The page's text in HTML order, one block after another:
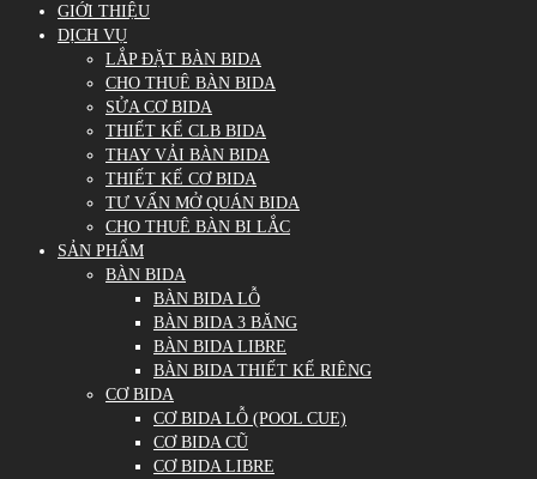
GIỚI THIỆU
DỊCH VỤ
LẮP ĐẶT BÀN BIDA
CHO THUÊ BÀN BIDA
SỬA CƠ BIDA
THIẾT KẾ CLB BIDA
THAY VẢI BÀN BIDA
THIẾT KẾ CƠ BIDA
TƯ VẤN MỞ QUÁN BIDA
CHO THUÊ BÀN BI LẮC
SẢN PHẨM
BÀN BIDA
BÀN BIDA LỖ
BÀN BIDA 3 BĂNG
BÀN BIDA LIBRE
BÀN BIDA THIẾT KẾ RIÊNG
CƠ BIDA
CƠ BIDA LỖ (POOL CUE)
CƠ BIDA CŨ
CƠ BIDA LIBRE